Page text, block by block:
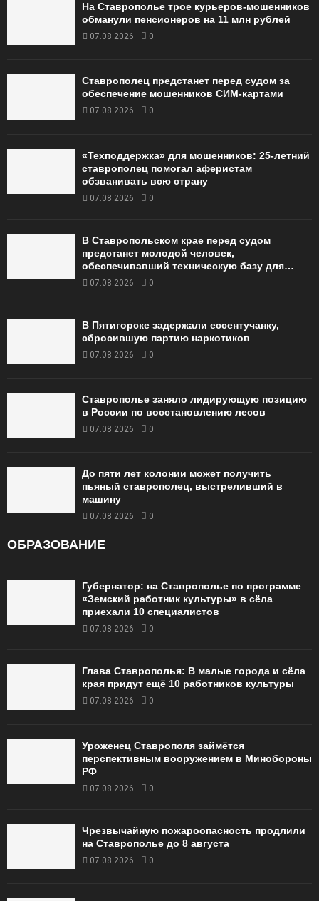
На Ставрополье трое курьеров-мошенников
обманули пенсионеров на 11 млн рублей
07.08.2026 0
Ставрополец предстанет перед судом за
обеспечение мошенников СИМ-картами
07.08.2026 0
«Техподдержка» для мошенников: 25-летний
ставрополец помогал аферистам
обзванивать всю страну
07.08.2026 0
В Ставропольском крае перед судом
предстанет молодой человек,
обеспечивавший техническую базу для…
07.08.2026 0
В Пятигорске задержали ессентучанку,
сбросившую партию наркотиков
07.08.2026 0
Ставрополье заняло лидирующую позицию
в России по восстановлению лесов
07.08.2026 0
До пяти лет колонии может получить
пьяный ставрополец, выстреливший в
машину
07.08.2026 0
ОБРАЗОВАНИЕ
Губернатор: на Ставрополье по программе
«Земский работник культуры» в сёла
приехали 10 специалистов
07.08.2026 0
Глава Ставрополья: В малые города и сёла
края придут ещё 10 работников культуры
07.08.2026 0
Уроженец Ставрополя займётся
перспективным вооружением в Минобороны
РФ
07.08.2026 0
Чрезвычайную пожароопасность продлили
на Ставрополье до 8 августа
07.08.2026 0